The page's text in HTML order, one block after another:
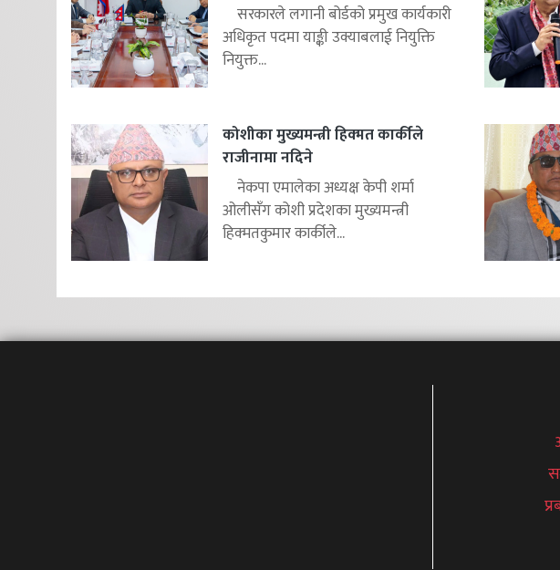
सरकारले लगानी बोर्डको प्रमुख कार्यकारी
अधिकृत पदमा याङ्की उक्याबलाई नियुक्ति
नियुक्त...
कोशीका मुख्यमन्त्री हिक्मत कार्कीले
राजीनामा नदिने
नेकपा एमालेका अध्यक्ष केपी शर्मा
ओलीसँग कोशी प्रदेशका मुख्यमन्त्री
हिक्मतकुमार कार्कीले...